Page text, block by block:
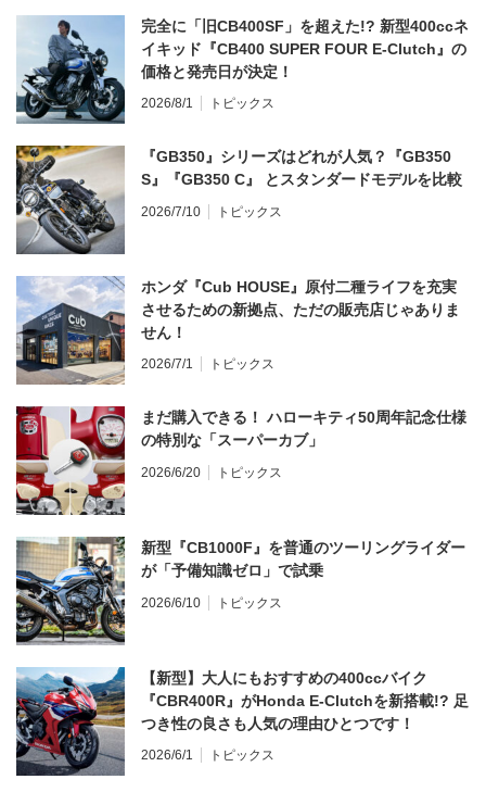
完全に「旧CB400SF」を超えた!? 新型400ccネ
イキッド『CB400 SUPER FOUR E-Clutch』の
価格と発売日が決定！
2026/8/1 トピックス
『GB350』シリーズはどれが人気？『GB350
S』『GB350 C』 とスタンダードモデルを比較
2026/7/10 トピックス
ホンダ『Cub HOUSE』原付二種ライフを充実
させるための新拠点、ただの販売店じゃありま
せん！
2026/7/1 トピックス
まだ購入できる！ ハローキティ50周年記念仕様
の特別な「スーパーカブ」
2026/6/20 トピックス
新型『CB1000F』を普通のツーリングライダー
が「予備知識ゼロ」で試乗
2026/6/10 トピックス
【新型】大人にもおすすめの400ccバイク
『CBR400R』がHonda E-Clutchを新搭載!? 足
つき性の良さも人気の理由ひとつです！
2026/6/1 トピックス